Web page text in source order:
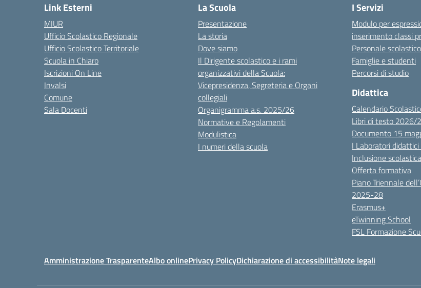
Link Esterni
MIUR
Ufficio Scolastico Regionale
Ufficio Scolastico Territoriale
Scuola in Chiaro
Iscrizioni On Line
Invalsi
Comune
Sala Docenti
La Scuola
Presentazione
La storia
Dove siamo
Il Dirigente scolastico e i rami
organizzativi della Scuola:
Vicepresidenza, Segreteria e Organi
collegiali
Organigramma a.s. 2025/26
Normative e Regolamenti
Modulistica
I numeri della scuola
I Servizi
Modulo per
inserimento classi
Personale scolastico
Famiglie e studenti
Percorsi di studio
Didattica
Calendario
Libri di testo 2026/
Documento 15
I Laboratori
Inclusione scolastica
Offerta formativa
Piano Triennale
2025-28
Erasmus+
eTwinning School
FSL Formazione
Amministrazione TrasparenteAlbo onlinePrivacy PolicyDichiarazione di accessibilitàNote legali